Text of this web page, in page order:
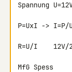
Spannung
P=UxI -> I=P/
R=U/I    12V/
MfG Spess